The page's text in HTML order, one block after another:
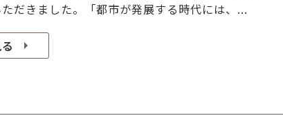
だきました。「都市が発展する時代には、...